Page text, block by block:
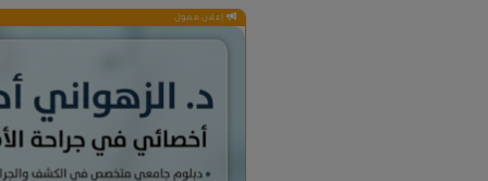
إعلان ممول